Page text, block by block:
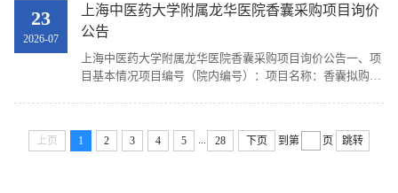
50Hz±1Hz。2、额定输入功率≥160VA。3、尺寸（长宽
高）：2000×620×480mm，允差±3%。4、安全工作载荷
升降速度：≥10mm/s。7、控制方式：至少包含电动脚踏开
关、手柄控制开关两种控制方式。...
23
2026-07
上海中医药大学附属龙华医院香囊采购项目询价
公告
上海中医药大学附属龙华医院香囊采购项目询价公告一、项
目基本情况项目编号（院内编号）：项目名称：香囊拟购数
色独立包装香囊，含木盒包装。2、手拎袋香囊80袋，一袋4
只不同颜色独立包装香囊，含拎袋包装。3、独立香囊600
上页 1 2 3 4 5 28 下页 到第 页 跳转